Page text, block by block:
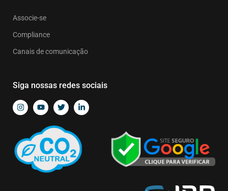
Associe-se
Compliance
Canais de comunicação
Siga nossas redes sociais